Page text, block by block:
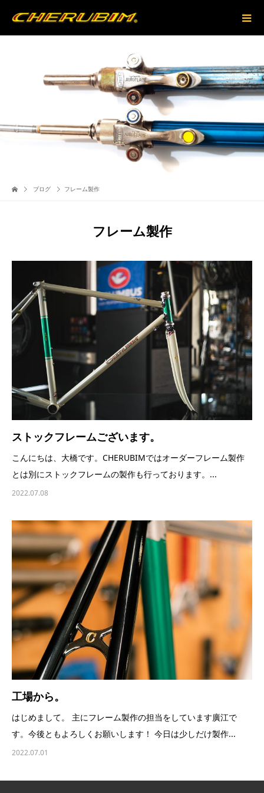
ブログ フレーム製作
フレーム製作
ストックフレームございます。
こんにちは、大橋です。CHERUBIMではオーダーフレーム製作
とは別にストックフレームの製作も行っております。...
2022.07.08
工場から。
はじめまして。 主にフレーム製作の担当をしています廣江で
す。今後ともよろしくお願いします！ 今日は少しだけ製作...
2022.07.01